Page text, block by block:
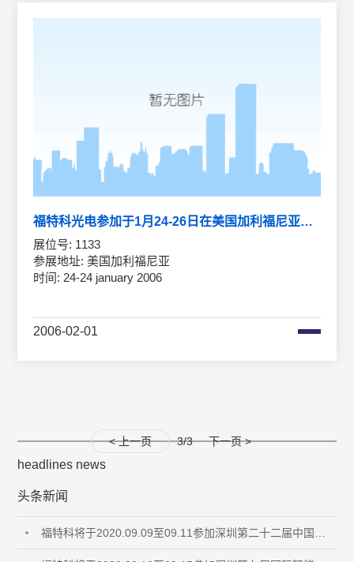
福特科光电参加于1月24-26日在美国加利福尼亚举行的光博会，展台号：1133
展位号: 1133
参展地址: 美国加利福尼亚
时间: 24-24 january 2006
2006-02-01
< 上一页 3/3 下一页 >
headlines news
头条新闻
福特科将于2020.09.09至09.11参加深圳第二十二届中国国际光电博览会